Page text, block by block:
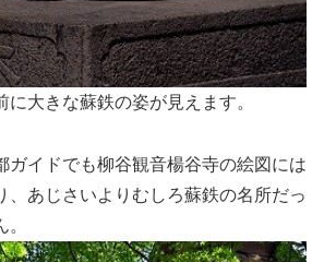
大きな蘇鉄の姿が見えます。
ガイドでも柳谷観音楊谷寺の絵図には
、あじさいよりむしろ蘇鉄の名所だっ